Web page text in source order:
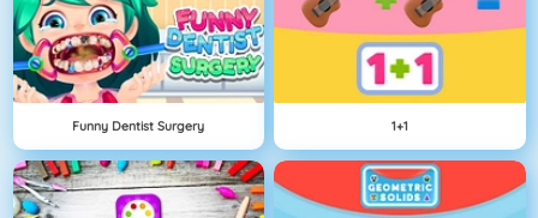
Funny Dentist Surgery 1+1